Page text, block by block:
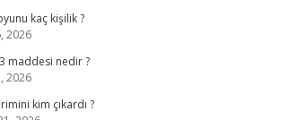
kaç kişilik ?
2026
maddesi nedir ?
2026
kim çıkardı ?